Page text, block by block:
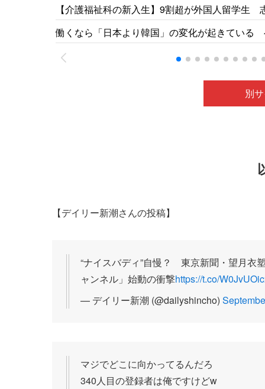
【介護福祉科の新入生】9割超が外国人留学
祉専門学校［福井新聞］26/05
働くなら「日本より韓国」の変化が起きている
別
【デイリー新潮さんの投稿】
“ナイスバディ”自慢？ 東京新聞・望月衣
ャンネル」始動の衝撃https://t.co/
— デイリー新潮 (@dailyshincho)
マジでどこに向かってるんだろ
340人目の登録者は俺ですけどw